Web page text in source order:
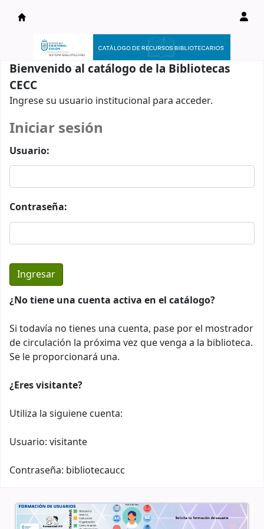
Catálogo en línea
Bienvenido al catálogo de la Bibliotecas
CECC
Ingrese su usuario institucional para acceder.
Iniciar sesión
Usuario:
Contraseña:
¿No tiene una cuenta activa en el catálogo?
Si todavía no tienes una cuenta, pase por el mostrador
de circulación la próxima vez que venga a la biblioteca.
Se le proporcionará una.
¿Eres visitante?
Utiliza la siguiene cuenta:
Usuario: visitante
Contraseña: bibliotecaucc